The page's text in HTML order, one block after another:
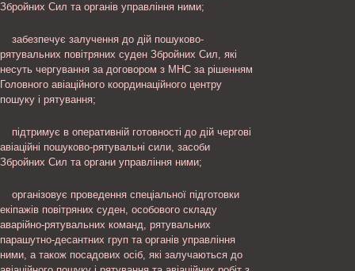
Збройних Сил та органів управління ними;
забезпечує залучення до дій пошуково-
рятувальних повітряних суден Збройних Сил, які
несуть чергування за договором з МНС за рішенням
Головного авіаційного координаційного центру
пошуку і рятування;
підтримує в оперативній готовності до дій чергові
авіаційні пошуково-рятувальні сили, засоби
Збройних Сил та органи управління ними;
організовує проведення спеціальної підготовки
екіпажів повітряних суден, особового складу
аварійно-рятувальних команд, рятувальних
парашутно-десантних груп та органів управління
ними, а також посадових осіб, які залучаються до